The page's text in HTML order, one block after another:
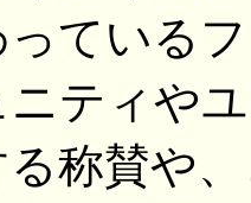
ている
ティや
る称賛や